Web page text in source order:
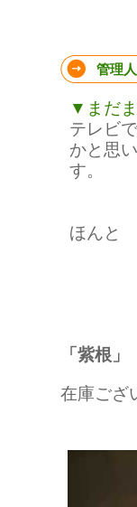
管理
▼まだ
テレビ
かと思
す。
ほんと
「紫根」
在庫ござ